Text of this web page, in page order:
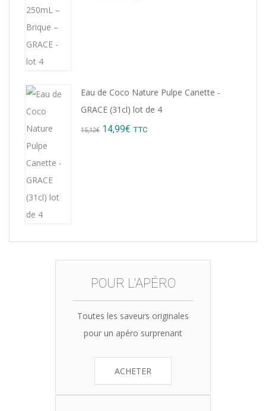
Eau de Coco Nature Pulpe Canette -
GRACE (31cl) lot de 4
15,12€ Original
14,99€ Current
TTC
POUR L'APÉRO
Toutes les saveurs originales
pour un apéro surprenant
ACHETER